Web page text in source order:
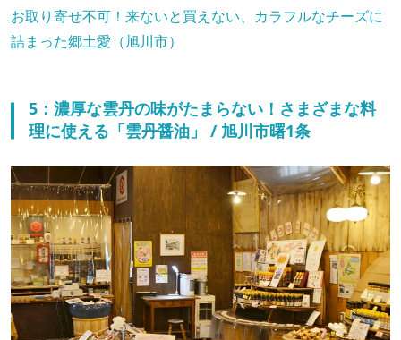
お取り寄せ不可！来ないと買えない、カラフルなチーズに
詰まった郷土愛（旭川市）
5：濃厚な雲丹の味がたまらない！さまざまな料
理に使える「雲丹醤油」 / 旭川市曙1条